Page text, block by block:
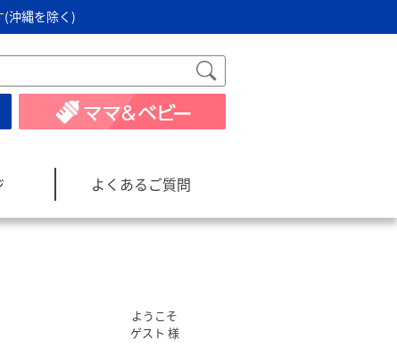
(沖縄を除く)
よくあるご質問
ようこそ
ゲスト 様